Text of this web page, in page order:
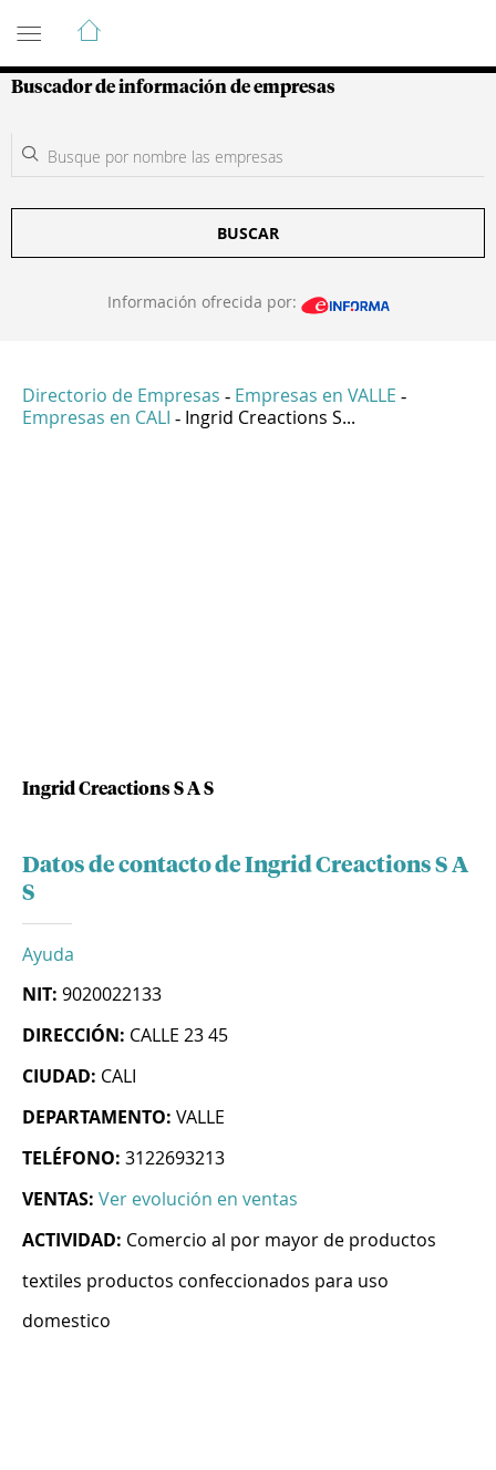
Guía de Empresas Colombianas
Buscador de información de empresas
BUSCAR
Información ofrecida por:
Directorio de Empresas - Empresas en VALLE -
Empresas en CALI - Ingrid Creactions S...
Ingrid Creactions S A S
Datos de contacto de Ingrid Creactions S A
S
Ayuda
NIT: 9020022133
DIRECCIÓN: CALLE 23 45
CIUDAD: CALI
DEPARTAMENTO: VALLE
TELÉFONO: 3122693213
VENTAS: Ver evolución en ventas
ACTIVIDAD: Comercio al por mayor de productos
textiles productos confeccionados para uso
domestico